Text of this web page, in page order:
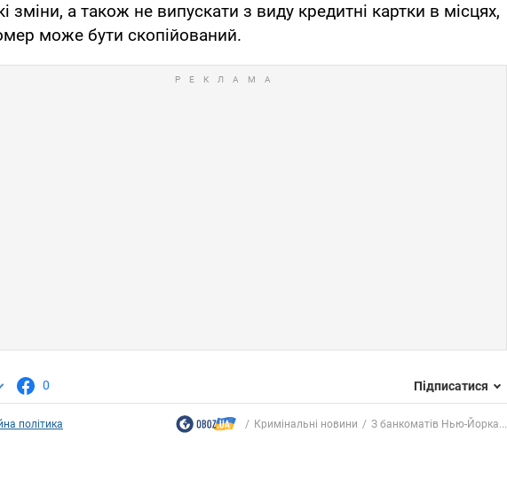
зміни, а також не випускати з виду кредитні картки в місцях,
може бути скопійований.
0 Підписатися
політика Кримінальні новини З банкоматів Нью-Йорка...